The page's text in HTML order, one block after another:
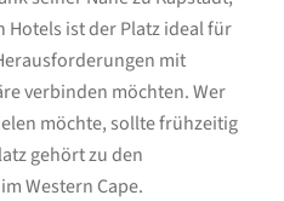
Hotels ist der Platz ideal für
mit
verbinden möchten. Wer
möchte, sollte frühzeitig
gehört zu den
Western Cape.